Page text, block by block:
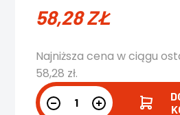
58,28ZŁ
Najniższa cena w ciągu
58,28 zł.